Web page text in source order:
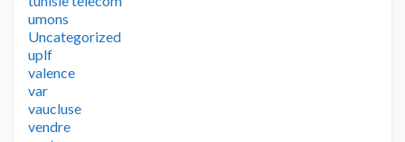
umons
Uncategorized
uplf
valence
var
vaucluse
vendre